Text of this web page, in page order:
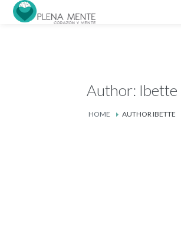
Author: Ibette
HOME AUTHOR IBETTE